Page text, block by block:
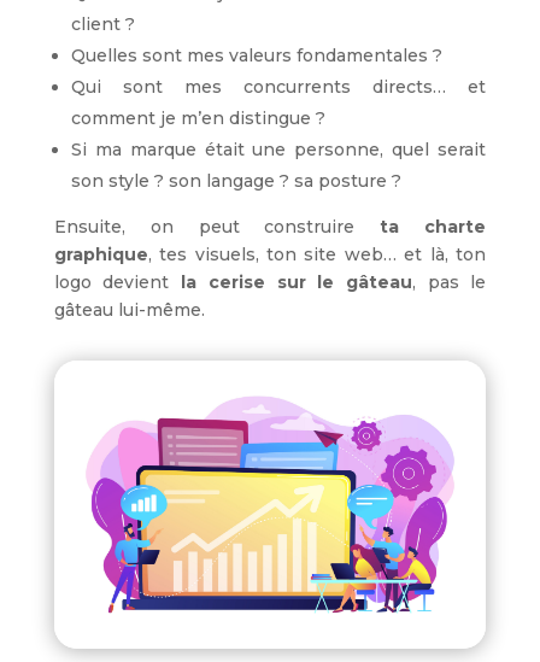
client ?
Quelles sont mes valeurs fondamentales ?
Qui sont mes concurrents directs… et
comment je m’en distingue ?
Si ma marque était une personne, quel serait
son style ? son langage ? sa posture ?
Ensuite, on peut construireta charte
graphique, tes visuels, ton site web… et là, ton
logo devient la cerise sur le gâteau, pas le
gâteau lui-même.